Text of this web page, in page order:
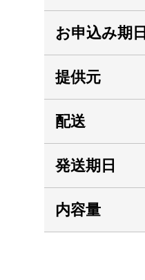
お申込み期日
提供元
配送
発送期日
内容量